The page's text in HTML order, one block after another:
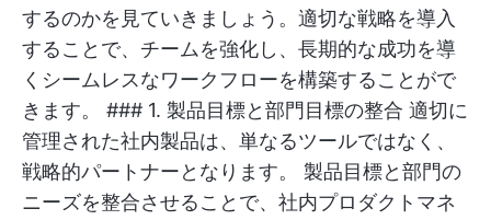
するのかを見ていきましょう。適切な戦略を導入
することで、チームを強化し、長期的な成功を導
くシームレスなワークフローを構築することがで
きます。 ### 1. 製品目標と部門目標の整合 適切に
管理された社内製品は、単なるツールではなく、
戦略的パートナーとなります。 製品目標と部門の
ニーズを整合させることで、社内プロダクトマネ